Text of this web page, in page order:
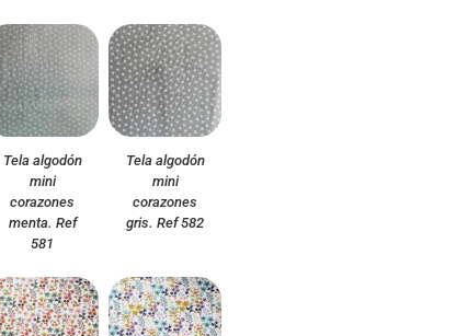
Tela algodón
mini
corazones
menta. Ref
581
Tela algodón
mini
corazones
gris. Ref 582